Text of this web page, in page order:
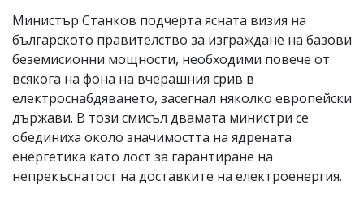
Министър Станков подчерта ясната визия на
българското правителство за изграждане на базови
беземисионни мощности, необходими повече от
всякога на фона на вчерашния срив в
електроснабдяването, засегнал няколко европейски
държави. В този смисъл двамата министри се
обединиха около значимостта на ядрената
енергетика като лост за гарантиране на
непрекъснатост на доставките на електроенергия.